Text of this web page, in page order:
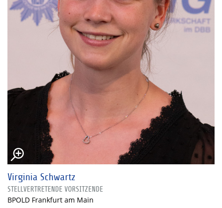
Virginia Schwartz
STELLVERTRETENDE VORSITZENDE
BPOLD Frankfurt am Main